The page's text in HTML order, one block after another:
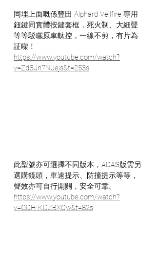
同埋上面嘅係豐田 Alphard Vellfire 專用
鈕鍵同實體按鍵套框，死火制、大細聲
等等駁曬原車軚控，一線不剪，有片為
証㗎！
https://www.youtube.com/watch?
v=ZdSJn7NJejs&t=253s
此型號亦可選擇不同版本，ADAS版需另
選購鏡頭，車速提示、防撞提示等等，
聲效亦可自行開關，安全可靠。
https://www.youtube.com/watch?
v=GDH-KDZBXQw&t=82s